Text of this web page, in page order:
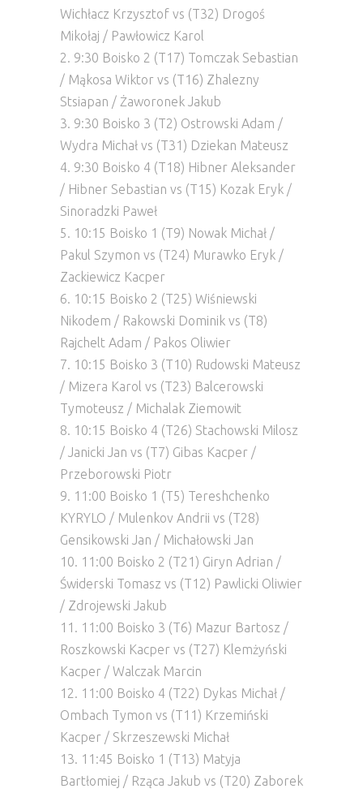
Wichłacz Krzysztof vs (T32) Drogoś
Mikołaj / Pawłowicz Karol
2. 9:30 Boisko 2 (T17) Tomczak Sebastian
/ Mąkosa Wiktor vs (T16) Zhalezny
Stsiapan / Żaworonek Jakub
3. 9:30 Boisko 3 (T2) Ostrowski Adam /
Wydra Michał vs (T31) Dziekan Mateusz
4. 9:30 Boisko 4 (T18) Hibner Aleksander
/ Hibner Sebastian vs (T15) Kozak Eryk /
Sinoradzki Paweł
5. 10:15 Boisko 1 (T9) Nowak Michał /
Pakul Szymon vs (T24) Murawko Eryk /
Zackiewicz Kacper
6. 10:15 Boisko 2 (T25) Wiśniewski
Nikodem / Rakowski Dominik vs (T8)
Rajchelt Adam / Pakos Oliwier
7. 10:15 Boisko 3 (T10) Rudowski Mateusz
/ Mizera Karol vs (T23) Balcerowski
Tymoteusz / Michalak Ziemowit
8. 10:15 Boisko 4 (T26) Stachowski Milosz
/ Janicki Jan vs (T7) Gibas Kacper /
Przeborowski Piotr
9. 11:00 Boisko 1 (T5) Tereshchenko
KYRYLO / Mulenkov Andrii vs (T28)
Gensikowski Jan / Michałowski Jan
10. 11:00 Boisko 2 (T21) Giryn Adrian /
Świderski Tomasz vs (T12) Pawlicki Oliwier
/ Zdrojewski Jakub
11. 11:00 Boisko 3 (T6) Mazur Bartosz /
Roszkowski Kacper vs (T27) Klemżyński
Kacper / Walczak Marcin
12. 11:00 Boisko 4 (T22) Dykas Michał /
Ombach Tymon vs (T11) Krzemiński
Kacper / Skrzeszewski Michał
13. 11:45 Boisko 1 (T13) Matyja
Bartłomiej / Rząca Jakub vs (T20) Zaborek